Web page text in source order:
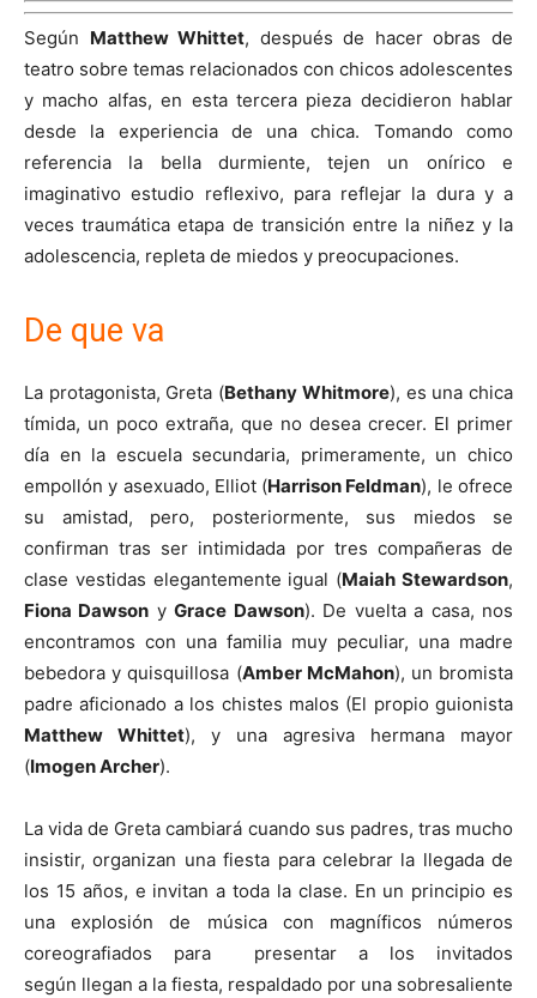
Según Matthew Whittet, después de hacer obras de
teatro sobre temas relacionados con chicos adolescentes
y macho alfas, en esta tercera pieza decidieron hablar
desde la experiencia de una chica. Tomando como
referencia la bella durmiente, tejen un onírico e
imaginativo estudio reflexivo, para reflejar la dura y a
veces traumática etapa de transición entre la niñez y la
adolescencia, repleta de miedos y preocupaciones.
De que va
La protagonista, Greta (Bethany Whitmore), es una chica
tímida, un poco extraña, que no desea crecer. El primer
día en la escuela secundaria, primeramente, un chico
empollón y asexuado, Elliot (Harrison Feldman), le ofrece
su amistad, pero, posteriormente, sus miedos se
confirman tras ser intimidada por tres compañeras de
clase vestidas elegantemente igual (Maiah Stewardson,
Fiona Dawson yGrace Dawson). De vuelta a casa, nos
encontramos con una familia muy peculiar, una madre
bebedora y quisquillosa (Amber McMahon), un bromista
padre aficionado a los chistes malos (El propio guionista
Matthew Whittet), y una agresiva hermana mayor
(Imogen Archer).
La vida de Greta cambiará cuando sus padres, tras mucho
insistir, organizan una fiesta para celebrar la llegada de
los 15 años, e invitan a toda la clase. En un principio es
una explosión de música con magníficos números
coreografiados para presentar a los invitados
según llegan a la fiesta, respaldado por una sobresaliente